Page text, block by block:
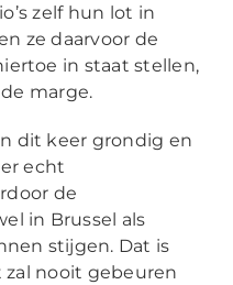
zelf hun lot in
ze daarvoor de
in staat stellen,
marge.
dit keer grondig en
echt
de
in Brussel als
stijgen. Dat is
zal nooit gebeuren